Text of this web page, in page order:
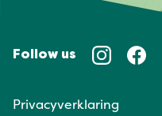
Follow us
Privacyverklaring